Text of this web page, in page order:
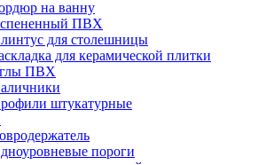
на ванну
ПВХ
для столешницы
для керамической плитки
ПВХ
штукатурные
пороги